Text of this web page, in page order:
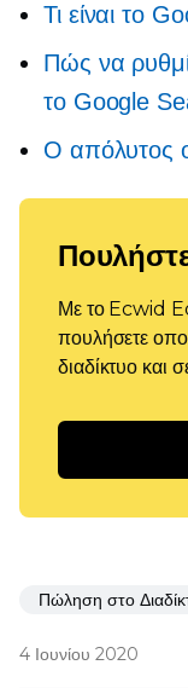
Τι είναι το
Πώς να
το Google
Ο απόλυτος
Με το Ecwid
πουλήσετε
διαδίκτυο και
Πώληση στο
4 Ιουνίου 2020